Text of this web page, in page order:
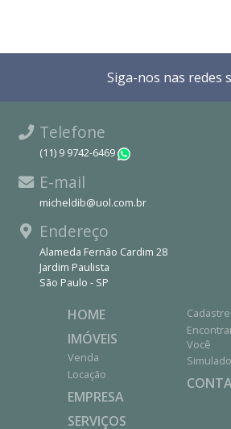
Siga-nos nas redes
Telefone
(11) 9 9742-6469
E-mail
micheldib@uol.com.br
Endereço
Alameda Fernão Cardim 28
Jardim Paulista
São Paulo - SP
HOME
IMÓVEIS
Venda
Locação
EMPRESA
SERVIÇOS
Você